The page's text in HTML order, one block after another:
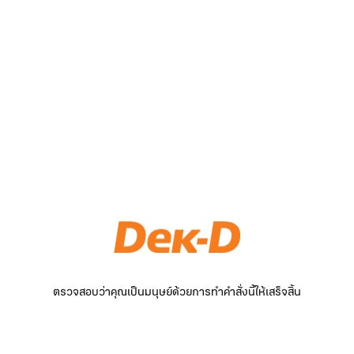
ตรวจสอบว่าคุณเป็นมนุษย์ด้วยการทำคำสั่งนี้ให้เสร็จสิ้น